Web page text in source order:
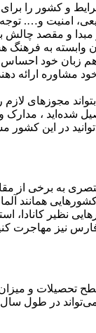
کشور را برای
امنیت و…. توجه
و مقصد چالش
وابسته به
هم زبان خود
مشاوره ارائه
مجوزهای لازم
شده‌اید ،
در این کشور
به برخی از
کشورهایی
نظیر کانادا،
فارس نیز مهاجرت
تحصیلات و